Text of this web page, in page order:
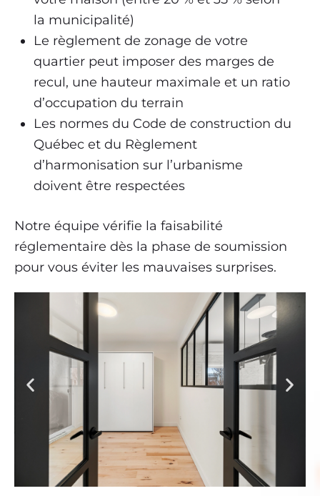
la municipalité)
Le règlement de zonage de votre
quartier peut imposer des marges de
recul, une hauteur maximale et un ratio
d’occupation du terrain
Les normes du Code de construction du
Québec et du Règlement
d’harmonisation sur l’urbanisme
doivent être respectées
Notre équipe vérifie la faisabilité
réglementaire dès la phase de soumission
pour vous éviter les mauvaises surprises.